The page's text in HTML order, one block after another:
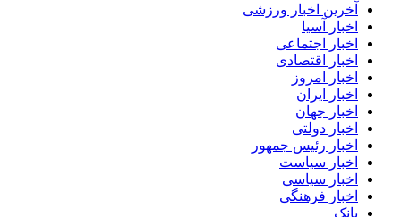
آخرین اخبار ورزشی
اخبار آسیا
اخبار اجتماعی
اخبار اقتصادی
اخبار امروز
اخبار ایران
اخبار جهان
اخبار دولتی
اخبار رئیس جمهور
اخبار سیاست
اخبار سیاسی
اخبار فرهنگی
بانک